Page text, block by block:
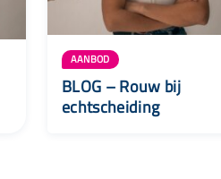
AANBOD
BLOG – Rouw bij
echtscheiding